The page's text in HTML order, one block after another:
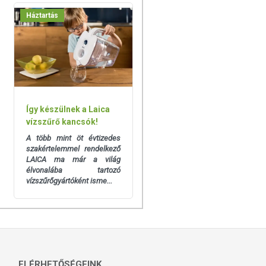
Háztartás
Így készülnek a Laica
vízszűrő kancsók!
A több mint öt évtizedes
szakértelemmel rendelkező
LAICA ma már a világ
élvonalába tartozó
vízszűrőgyártóként isme...